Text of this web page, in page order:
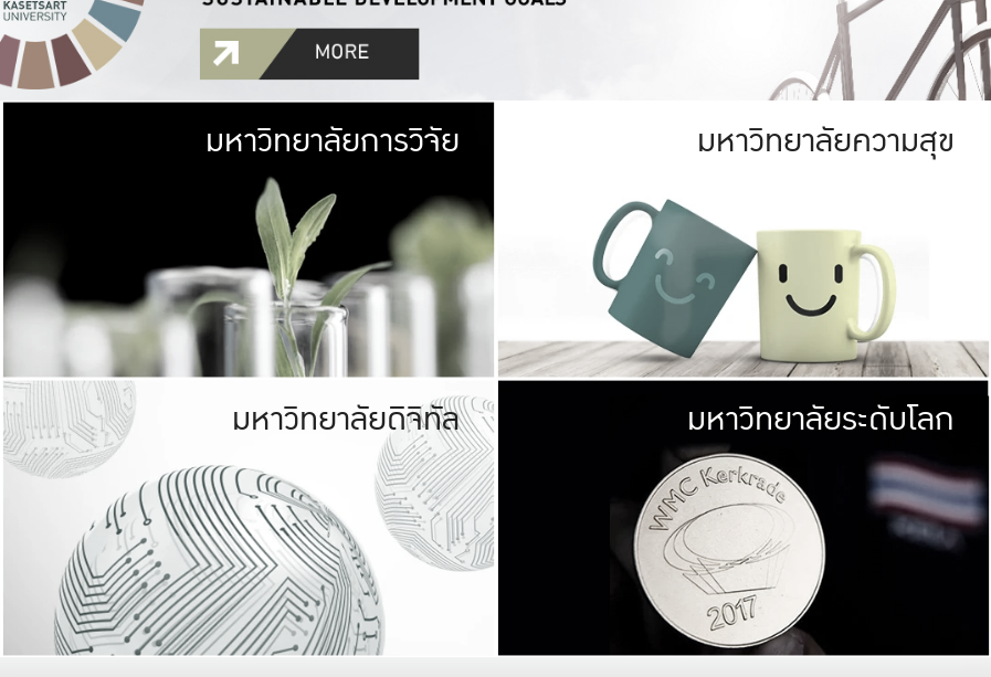
มหาวิทยาลัย
เกษตรศาสตร์ มีพื้นที่เขียวสดใส หนาแน่น
เป็นป่าในเมือง (URBAN FOREST)
เกษตรในเมือง (URBAN AGRICULTURE)
ที่นับรวมกันได้ประมาณ 1,400 ไร่
มหาวิทยาลัยการวิจัย มหาวิทยาลัย
ให้กับประชาชน
มหาวิทยาลัยความสุข
มหาวิทยาลัยรับผิดชอบต่อสังคม
ร่วมมือกับชุมชน เพื่อความกินดีอยู่ดี
และความสุขอย่างยั่งยืน
มองปัญหาในภาพกว้าง
แก้ไขจากปัญหาจุดเล็กๆ
มหาวิทยาลัยดิจิทัล มหาวิทยา
พร้อมที่จ
และผลักดันในการใช้ระบบส
เพื่อการทำงานแ
มหาวิทยาลัยระดับโลก